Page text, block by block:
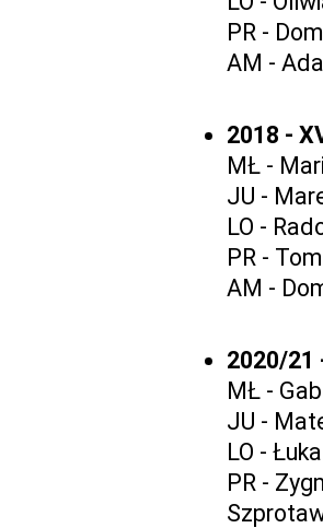
PR -
AM -
2018 -
MŁ -
JU -
LO -
PR -
AM -
2020/21
MŁ -
JU -
LO -
PR -